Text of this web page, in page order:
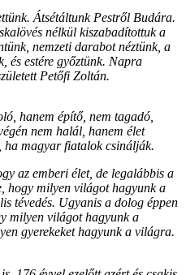
Átsétáltunk Pestről Budára.
nélkül kiszabadítottuk a
nemzeti darabot néztünk, a
és estére győztünk. Napra
Petőfi Zoltán.
hanem építő, nem tagadó,
nem halál, hanem élet
magyar fiatalok csinálják.
az emberi élet, de legalábbis a
hogy milyen világot hagyunk a
tévedés. Ugyanis a dolog éppen
milyen világot hagyunk a
gyerekeket hagyunk a világra.